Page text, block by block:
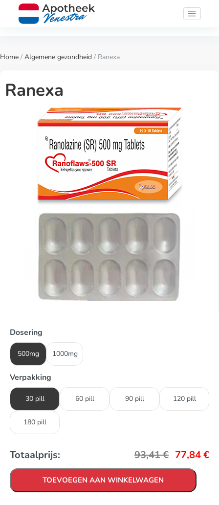
Home / Algemene gezondheid / Ranexa
Ranexa
Dosering
500mg 1000mg
Verpakking
30 pill 60 pill 90 pill 120 pill
180 pill
Totaalprijs: 93,41€ 77,84€
TOEVOEGEN AAN WINKELWAGEN